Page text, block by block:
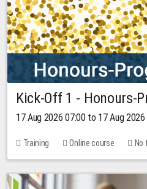
Kick-Off 1 - Honours-
17 Aug 2026 07:00 to 17 Aug
Training Online course No